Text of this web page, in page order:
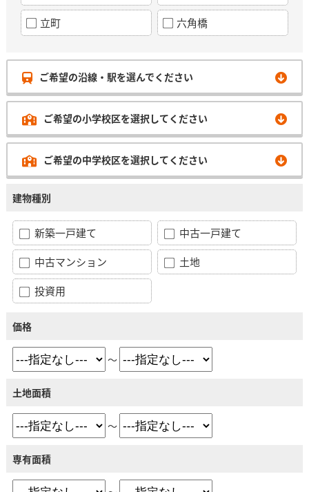
立町 六角橋
ご希望の沿線・駅を選んでください
ご希望の小学校区を選択してください
ご希望の中学校区を選択してください
建物種別
新築一戸建て
中古一戸建て
中古マンション
土地
投資用
価格
～
土地面積
～
専有面積